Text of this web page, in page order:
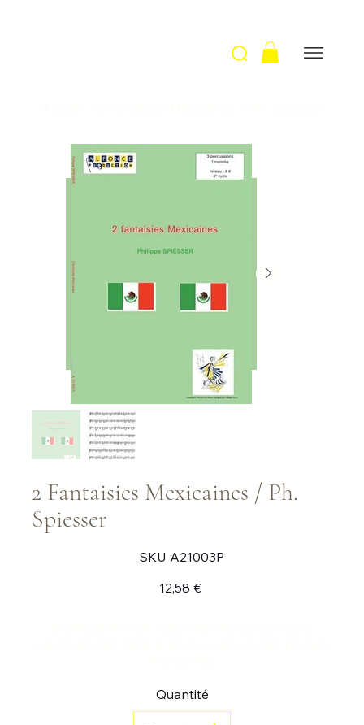
2 Fantaisies Mexicaines / Ph.
Spiesser
SKU :SKU
A21003P
A21003P
12,58 €
Quantité